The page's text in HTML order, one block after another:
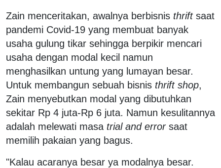
Zain menceritakan, awalnya berbisnis thriftsaat
pandemi Covid-19 yang membuat banyak
usaha gulung tikar sehingga berpikir mencari
usaha dengan modal kecil namun
menghasilkan untung yang lumayan besar.
Untuk membangun sebuah bisnis thrift shop,
Zain menyebutkan modal yang dibutuhkan
sekitar Rp 4 juta-Rp 6 juta. Namun kesulitannya
adalah melewati masa trial and errorsaat
memilih pakaian yang bagus.
"Kalau acaranya besar ya modalnya besar.